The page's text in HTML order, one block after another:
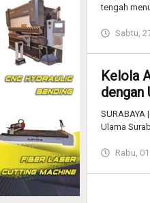
tengah
Sabtu,
Kelola
dengan
Ulama
Rabu,